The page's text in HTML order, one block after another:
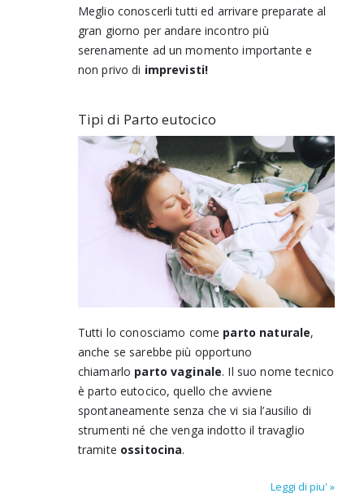
Meglio conoscerli tutti ed arrivare preparate al
gran giorno per andare incontro più
serenamente ad un momento importante e
non privo di imprevisti!
Tipi di Parto eutocico
Tutti lo conosciamo come parto naturale,
anche se sarebbe più opportuno
chiamarlo parto vaginale. Il suo nome tecnico
è parto eutocico, quello che avviene
spontaneamente senza che vi sia l’ausilio di
strumenti né che venga indotto il travaglio
tramite ossitocina.
Leggi di piu' »